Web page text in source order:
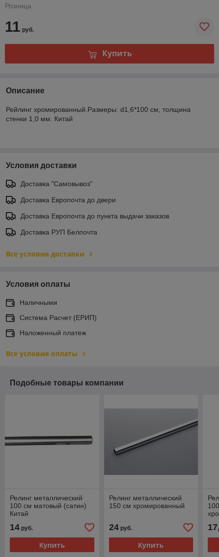
Розница
11 руб.
Купить
Описание
Рейлинг хромированный.Размеры: d1,6*100 см, толщина
стенки 1,0 мм. Китай
Условия доставки
Доставка "Самовывоз"
Доставка Европочта до двери
Доставка Европочта до пункта выдачи заказов
Доставка РУП Белпочта
Все условия доставки
Условия оплаты
Наличными
Система Расчет (ЕРИП)
Наложенный платеж
Все условия оплаты
Подобные товары компании
Релинг металлический
100 см матовый (сатин)
Китай
14 руб.
Купить
Релинг металлический
150 см хромированный
24руб.
Купить